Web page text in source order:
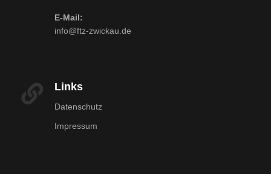
E-Mail:
info@ftz-zwickau.de
Links
Datenschutz
Impressum